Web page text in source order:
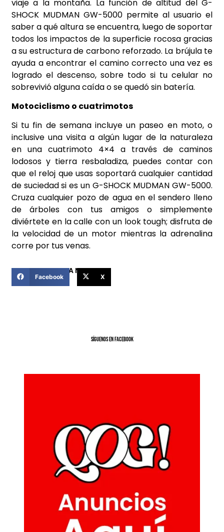
viaje a la montaña. La función de altitud del G-
SHOCK MUDMAN GW-5000 permite al usuario el
saber a qué altura se encuentra, luego de soportar
todos los impactos de la superficie rocosa gracias
a su estructura de carbono reforzado. La brújula te
ayuda a encontrar el camino correcto una vez es
logrado el descenso, sobre todo si tu celular no
sobrevivió alguna caída o se quedó sin batería.
Motociclismo o cuatrimotos
Si tu fin de semana incluye un paseo en moto, o
inclusive una visita a algún lugar de la naturaleza
en una cuatrimoto 4×4 a través de caminos
lodosos y tierra resbaladiza, puedes contar con
que el reloj que usas soportará cualquier cantidad
de suciedad si es un G-SHOCK MUDMAN GW-5000.
Cruza cualquier pozo de agua en el sendero lleno
de árboles con tus amigos o simplemente
diviértete en la calle con un look tough; disfruta de
la velocidad de un motor mientras la adrenalina
corre por tus venas.
COMPARTIR ESTA NOTICIA
Facebook X
SíGUENOS EN FACEBOOK